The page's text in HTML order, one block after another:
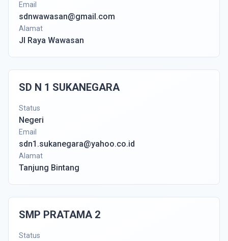
Email
sdnwawasan@gmail.com
Alamat
Jl Raya Wawasan
SD N 1 SUKANEGARA
Status
Negeri
Email
sdn1.sukanegara@yahoo.co.id
Alamat
Tanjung Bintang
SMP PRATAMA 2
Status